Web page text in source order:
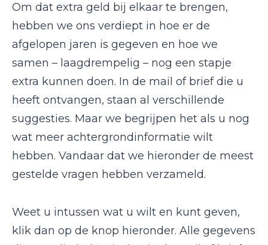
Om dat extra geld bij elkaar te brengen,
hebben we ons verdiept in hoe er de
afgelopen jaren is gegeven en hoe we
samen – laagdrempelig – nog een stapje
extra kunnen doen. In de mail of brief die u
heeft ontvangen, staan al verschillende
suggesties. Maar we begrijpen het als u nog
wat meer achtergrondinformatie wilt
hebben. Vandaar dat we hieronder de meest
gestelde vragen hebben verzameld.
Weet u intussen wat u wilt en kunt geven,
klik dan op de knop hieronder. Alle gegevens